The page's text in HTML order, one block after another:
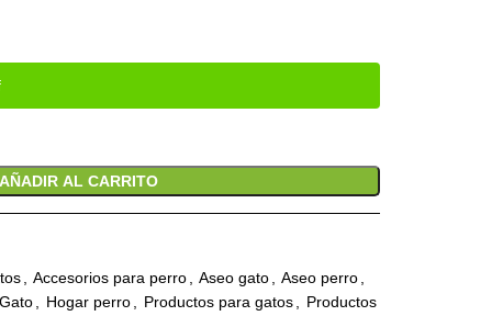
AÑADIR AL CARRITO
Accesorios para perro Aseo gato Aseo perro
Hogar perro Productos para gatos
Productos